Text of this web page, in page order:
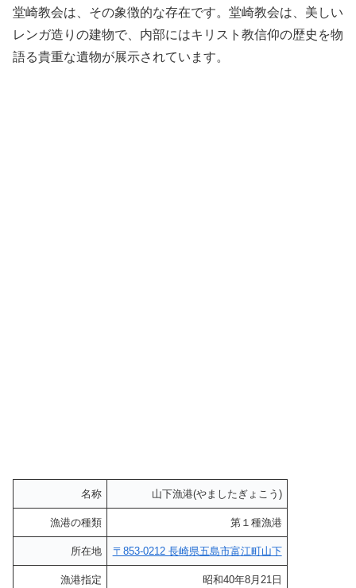
堂崎教会は、その象徴的な存在です。堂崎教会は、美しい
レンガ造りの建物で、内部にはキリスト教信仰の歴史を物
語る貴重な遺物が展示されています。
名称 山下漁港(やましたぎょこう)
漁港の種類 第１種漁港
所在地 〒853-0212 長崎県五島市富江町山下
漁港指定 昭和40年8月21日